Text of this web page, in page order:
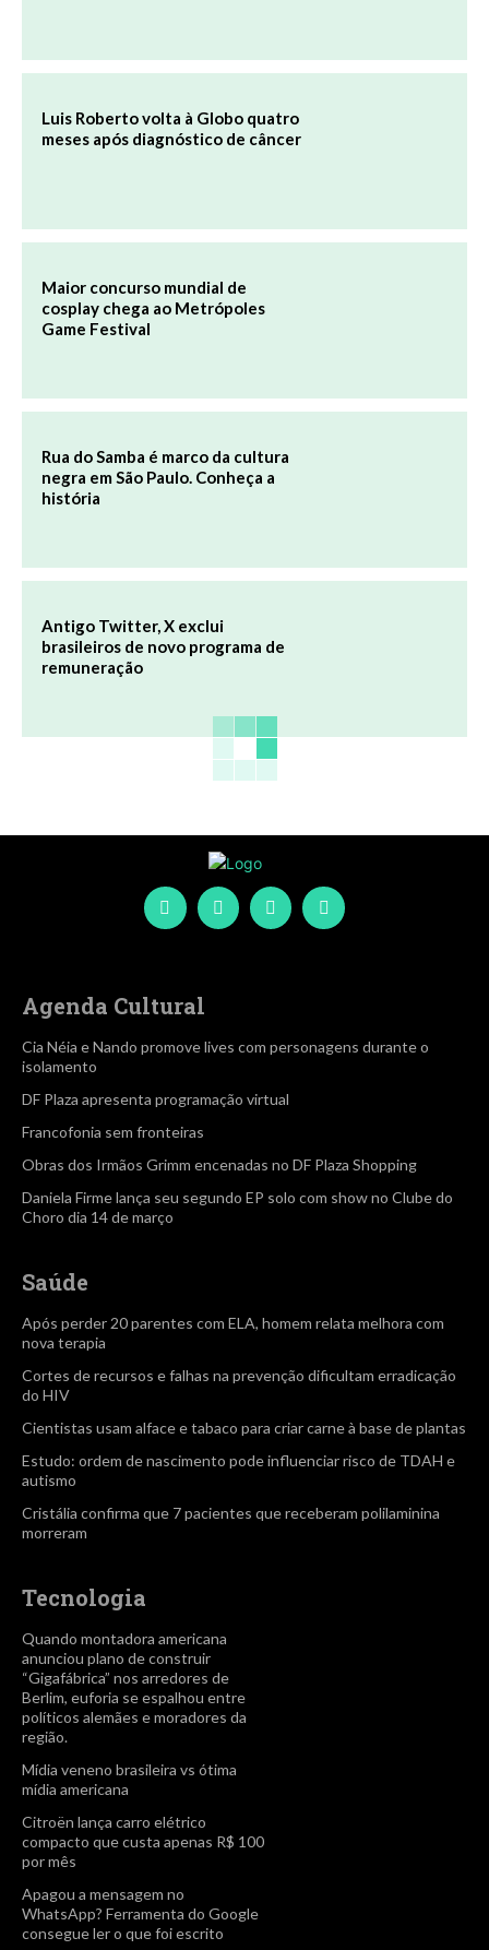
Luis Roberto volta à Globo quatro
meses após diagnóstico de câncer
Maior concurso mundial de
cosplay chega ao Metrópoles
Game Festival
Rua do Samba é marco da cultura
negra em São Paulo. Conheça a
história
Antigo Twitter, X exclui
brasileiros de novo programa de
remuneração
Agenda Cultural
Cia Néia e Nando promove lives com personagens durante o
isolamento
DF Plaza apresenta programação virtual
Francofonia sem fronteiras
Obras dos Irmãos Grimm encenadas no DF Plaza Shopping
Daniela Firme lança seu segundo EP solo com show no Clube do
Choro dia 14 de março
Saúde
Após perder 20 parentes com ELA, homem relata melhora com
nova terapia
Cortes de recursos e falhas na prevenção dificultam erradicação
do HIV
Cientistas usam alface e tabaco para criar carne à base de plantas
Estudo: ordem de nascimento pode influenciar risco de TDAH e
autismo
Cristália confirma que 7 pacientes que receberam polilaminina
morreram
Tecnologia
Quando montadora americana
anunciou plano de construir
“Gigafábrica” nos arredores de
Berlim, euforia se espalhou entre
políticos alemães e moradores da
região.
Mídia veneno brasileira vs ótima
mídia americana
Citroën lança carro elétrico
compacto que custa apenas R$ 100
por mês
Apagou a mensagem no
WhatsApp? Ferramenta do Google
consegue ler o que foi escrito